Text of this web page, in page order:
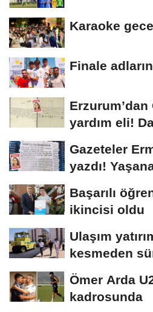
Karaoke
Finale
Erzurum’dan
yardım eli!
Gazeteler
yazdı!
Başarılı
ikincisi oldu
Ulaşım
kesmeden
Ömer Arda
kadrosunda